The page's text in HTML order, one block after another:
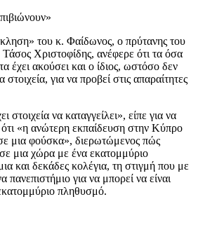
του κ. Φαίδωνος, ο πρύτανης του
Χριστοφίδης, ανέφερε ότι τα όσα
έχει ακούσει και ο ίδιος, ωστόσο δεν
στοιχεία, για να προβεί στις απαραίτητες
στοιχεία να καταγγείλει», είπε για να
«η ανώτερη εκπαίδευση στην Κύπρο
σε μια φούσκα», διερωτώμενος πώς
σε μια χώρα με ένα εκατομμύριο
και δεκάδες κολέγια, τη στιγμή που με
πανεπιστήμιο για να μπορεί να είναι
πληθυσμό.